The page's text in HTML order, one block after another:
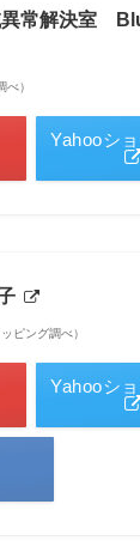
異常解決室
）
Yahooシ
ピング調べ）
Yahooシ